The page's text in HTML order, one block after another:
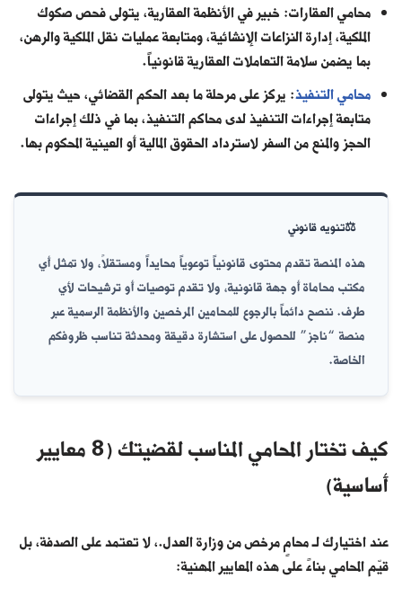
محامي العقارات: خبير في الأنظمة العقارية، يتولى فحص صكوك
الملكية، إدارة النزاعات الإنشائية، ومتابعة عمليات نقل الملكية والرهن،
بما يضمن سلامة التعاملات العقارية قانونياً.
محامي التنفيذ: يركز على مرحلة ما بعد الحكم القضائي، حيث يتولى
متابعة إجراءات التنفيذ لدى محاكم التنفيذ، بما في ذلك إجراءات
الحجز والمنع من السفر لاسترداد الحقوق المالية أو العينية المحكوم بها.
⚖️تنويه قانوني
هذه المنصة تقدم محتوى قانونياً توعوياً محايداً ومستقلاً، ولا تمثل أي
مكتب محاماة أو جهة قانونية، ولا تقدم توصيات أو ترشيحات لأي
طرف. ننصح دائماً بالرجوع للمحامين المرخصين والأنظمة الرسمية عبر
منصة “ناجز” للحصول على استشارة دقيقة ومحدثة تناسب ظروفكم
الخاصة.
كيف تختار المحامي المناسب لقضيتك (8 معايير
أساسية)
عند اختيارك لـ محامٍ مرخص من وزارة العدل.، لا تعتمد على الصدفة، بل
قيّم المحامي بناءً على هذه المعايير المهنية: